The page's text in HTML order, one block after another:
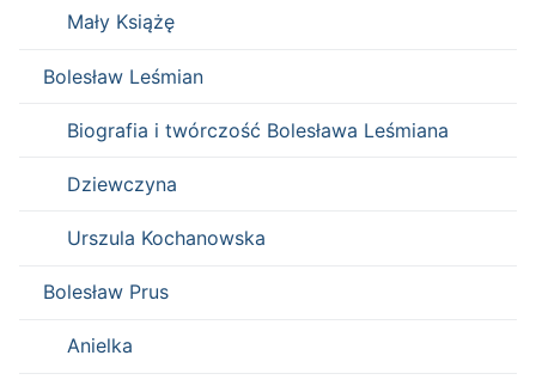
Mały Książę
Bolesław Leśmian
Biografia i twórczość Bolesława Leśmiana
Dziewczyna
Urszula Kochanowska
Bolesław Prus
Anielka